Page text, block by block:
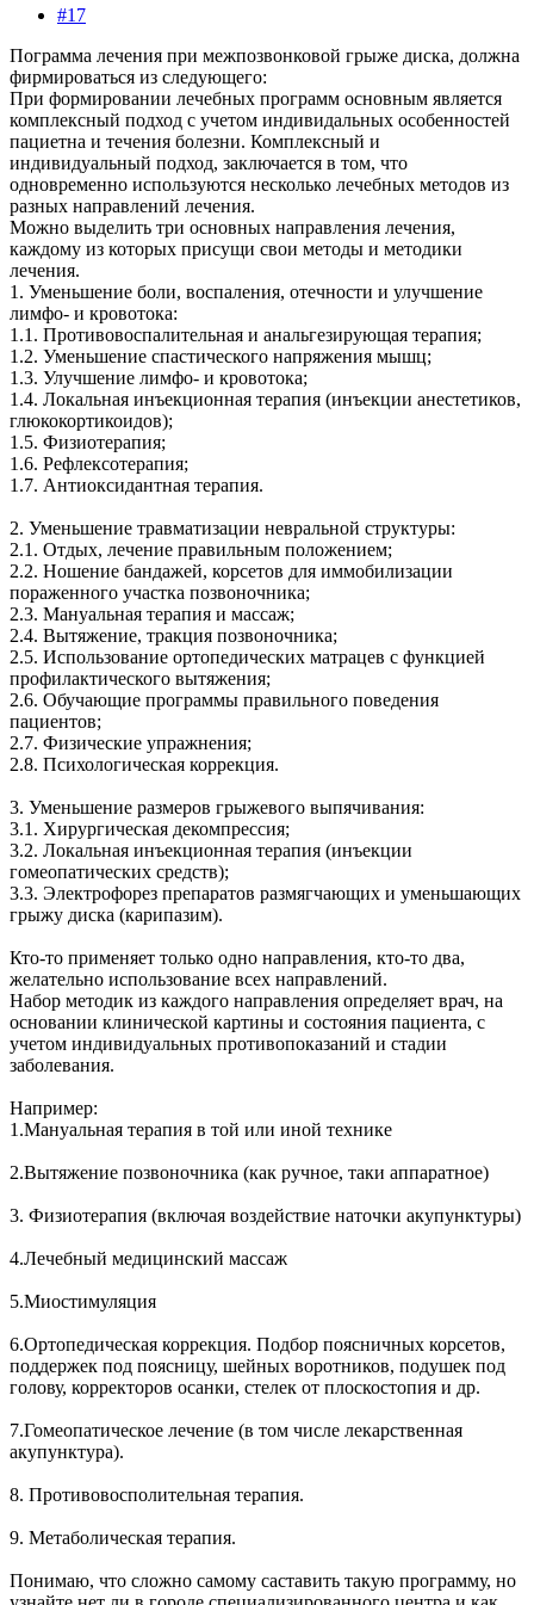
#17
Пограмма лечения при межпозвонковой грыже диска, должна
фирмироваться из следующего:
При формировании лечебных программ основным является
комплексный подход с учетом индивидальных особенностей
пациетна и течения болезни. Комплексный и
индивидуальный подход, заключается в том, что
одновременно используются несколько лечебных методов из
разных направлений лечения.
Можно выделить три основных направления лечения,
каждому из которых присущи свои методы и методики
лечения.
1. Уменьшение боли, воспаления, отечности и улучшение
лимфо- и кровотока:
1.1. Противовоспалительная и анальгезирующая терапия;
1.2. Уменьшение спастического напряжения мышц;
1.3. Улучшение лимфо- и кровотока;
1.4. Локальная инъекционная терапия (инъекции анестетиков,
глюкокортикоидов);
1.5. Физиотерапия;
1.6. Рефлексотерапия;
1.7. Антиоксидантная терапия.
2. Уменьшение травматизации невральной структуры:
2.1. Отдых, лечение правильным положением;
2.2. Ношение бандажей, корсетов для иммобилизации
пораженного участка позвоночника;
2.3. Мануальная терапия и массаж;
2.4. Вытяжение, тракция позвоночника;
2.5. Использование ортопедических матрацев с функцией
профилактического вытяжения;
2.6. Обучающие программы правильного поведения
пациентов;
2.7. Физические упражнения;
2.8. Психологическая коррекция.
3. Уменьшение размеров грыжевого выпячивания:
3.1. Хирургическая декомпрессия;
3.2. Локальная инъекционная терапия (инъекции
гомеопатических средств);
3.3. Электрофорез препаратов размягчающих и уменьшающих
грыжу диска (карипазим).
Кто-то применяет только одно направления, кто-то два,
желательно использование всех направлений.
Набор методик из каждого направления определяет врач, на
основании клинической картины и состояния пациента, с
учетом индивидуальных противопоказаний и стадии
заболевания.
Например:
1.Мануальная терапия в той или иной технике
2.Вытяжение позвоночника (как ручное, таки аппаратное)
3. Физиотерапия (включая воздействие наточки акупунктуры)
4.Лечебный медицинский массаж
5.Миостимуляция
6.Ортопедическая коррекция. Подбор поясничных корсетов,
поддержек под поясницу, шейных воротников, подушек под
голову, корректоров осанки, стелек от плоскостопия и др.
7.Гомеопатическое лечение (в том числе лекарственная
акупунктура).
8. Противовосполительная терапия.
9. Метаболическая терапия.
Понимаю, что сложно самому саставить такую программу, но